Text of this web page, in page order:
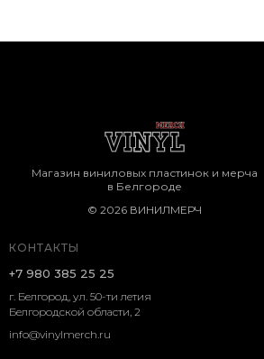
КОНТАКТЫ
г. Белгород, ул. 50-ти летия
Белгородской области, 2
+7 980 385 25 25
Магазин виниловых пластинок и мерча
в Белгороде
© 2026 ВИНИЛМЕРЧ
info@vinylmerch.ru